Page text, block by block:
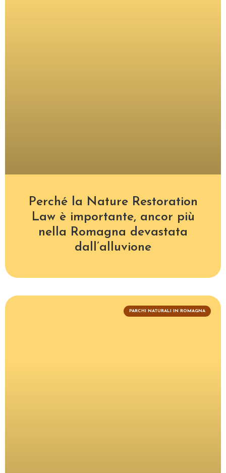
Perché la Nature Restoration
Law è importante, ancor più
nella Romagna devastata
dall’alluvione
PARCHI NATURALI IN ROMAGNA